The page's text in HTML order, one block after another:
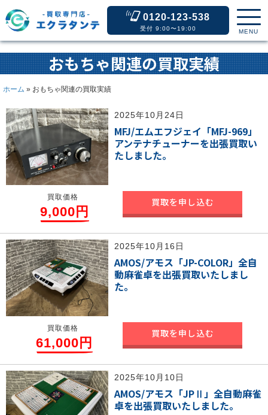
0120-123-538
受付 9:00〜19:00 MENU
おもちゃ関連の買取実績
ホーム » おもちゃ関連の買取実績
2025年10月24日
MFJ/エムエフジェイ「MFJ-969」
アンテナチューナーを出張買取い
たしました。
買取価格
9,000円
買取を申し込む
2025年10月16日
AMOS/アモス「JP-COLOR」全自
動麻雀卓を出張買取いたしまし
た。
買取価格
61,000円
買取を申し込む
2025年10月10日
AMOS/アモス「JPⅡ」全自動麻雀
卓を出張買取いたしました。